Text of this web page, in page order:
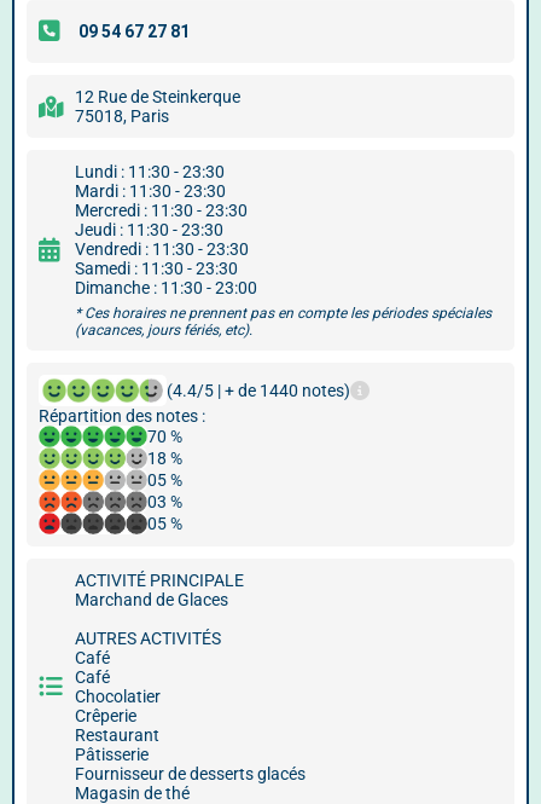
12 Rue de Steinkerque
75018, Paris
Lundi : 11:30 - 23:30
Mardi : 11:30 - 23:30
Mercredi : 11:30 - 23:30
Jeudi : 11:30 - 23:30
Vendredi : 11:30 - 23:30
Samedi : 11:30 - 23:30
Dimanche : 11:30 - 23:00
* Ces horaires ne prennent pas en compte les périodes spéciales
(vacances, jours fériés, etc).
(4.4/5 | + de 1440 notes)
Répartition des notes :
70 %
18 %
05 %
03 %
05 %
ACTIVITÉ PRINCIPALE
Marchand de Glaces
AUTRES ACTIVITÉS
Café
Café
Chocolatier
Crêperie
Restaurant
Pâtisserie
Fournisseur de desserts glacés
Magasin de thé